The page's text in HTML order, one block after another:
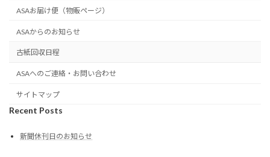
ASAお届け便（物販ページ）
ASAからのお知らせ
古紙回収日程
ASAへのご連絡・お問い合わせ
サイトマップ
Recent Posts
新聞休刊日のお知らせ